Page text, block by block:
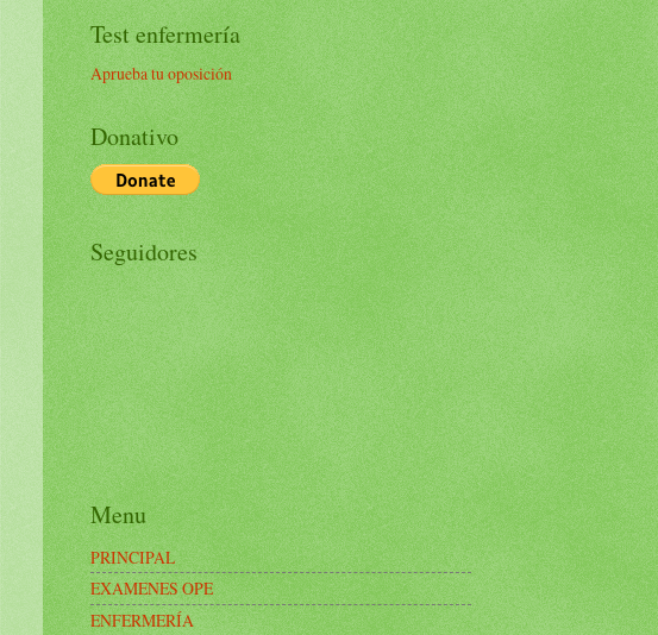
Test enfermería
Aprueba tu oposición
Donativo
Seguidores
Menu
PRINCIPAL
EXAMENES OPE
ENFERMERÍA